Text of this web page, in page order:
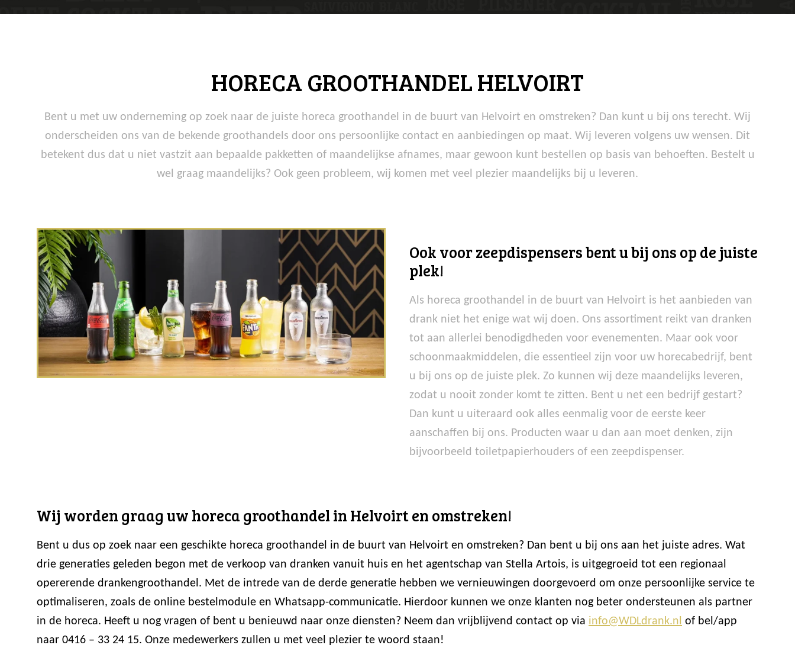
HORECA GROOTHANDEL HELVOIRT
Bent u met uw onderneming op zoek naar de juiste horeca groothandel in de buurt van Helvoirt en omstreken? Dan kunt u bij ons terecht. Wij
onderscheiden ons van de bekende groothandels door ons persoonlijke contact en aanbiedingen op maat. Wij leveren volgens uw wensen. Dit
betekent dus dat u niet vastzit aan bepaalde pakketten of maandelijkse afnames, maar gewoon kunt bestellen op basis van behoeften. Bestelt u
wel graag maandelijks? Ook geen probleem, wij komen met veel plezier maandelijks bij u leveren.
Ook voor zeepdispensers bent u bij ons op de juiste
plek!
Als horeca groothandel in de buurt van Helvoirt is het aanbieden van
drank niet het enige wat wij doen. Ons assortiment reikt van dranken
tot aan allerlei benodigdheden voor evenementen. Maar ook voor
schoonmaakmiddelen, die essentieel zijn voor uw horecabedrijf, bent
u bij ons op de juiste plek. Zo kunnen wij deze maandelijks leveren,
zodat u nooit zonder komt te zitten. Bent u net een bedrijf gestart?
Dan kunt u uiteraard ook alles eenmalig voor de eerste keer
aanschaffen bij ons. Producten waar u dan aan moet denken, zijn
bijvoorbeeld toiletpapierhouders of een zeepdispenser.
Wij worden graag uw horeca groothandel in Helvoirt en omstreken!
Bent u dus op zoek naar een geschikte horeca groothandel in de buurt van Helvoirt en omstreken? Dan bent u bij ons aan het juiste adres. Wat
drie generaties geleden begon met de verkoop van dranken vanuit huis en het agentschap van Stella Artois, is uitgegroeid tot een regionaal
opererende drankengroothandel. Met de intrede van de derde generatie hebben we vernieuwingen doorgevoerd om onze persoonlijke service te
optimaliseren, zoals de online bestelmodule en Whatsapp-communicatie. Hierdoor kunnen we onze klanten nog beter ondersteunen als partner
in de horeca. Heeft u nog vragen of bent u benieuwd naar onze diensten? Neem dan vrijblijvend contact op via info@WDLdrank.nl of bel/app
naar 0416 – 33 24 15. Onze medewerkers zullen u met veel plezier te woord staan!